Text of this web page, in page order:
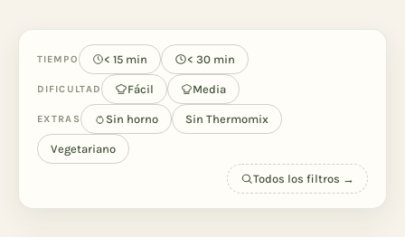
TIEMPO < 15 min < 30 min
DIFICULTAD Fácil Media
EXTRAS Sin horno Sin Thermomix
Vegetariano
Todos los filtros →